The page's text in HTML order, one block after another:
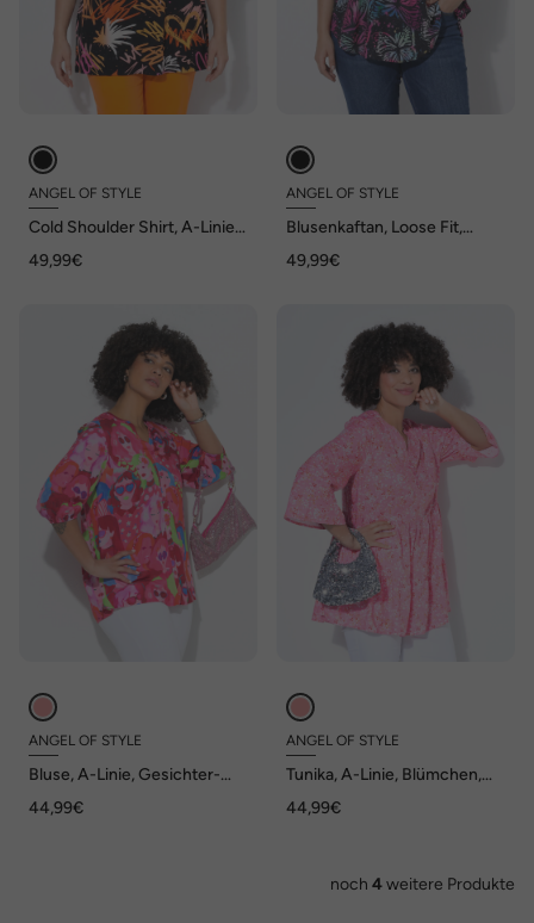
ANGEL OF STYLE
Cold Shoulder Shirt, A-Linie,
49,99€
ANGEL OF STYLE
Blusenkaftan, Loose Fit,
Angel of Style x MIAMODA
49,99€
ANGEL OF STYLE
Bluse, A-Linie, Gesichter-
44,99€
ANGEL OF STYLE
Tunika, A-Linie, Blümchen,
44,99€
noch 4weitere Produkte